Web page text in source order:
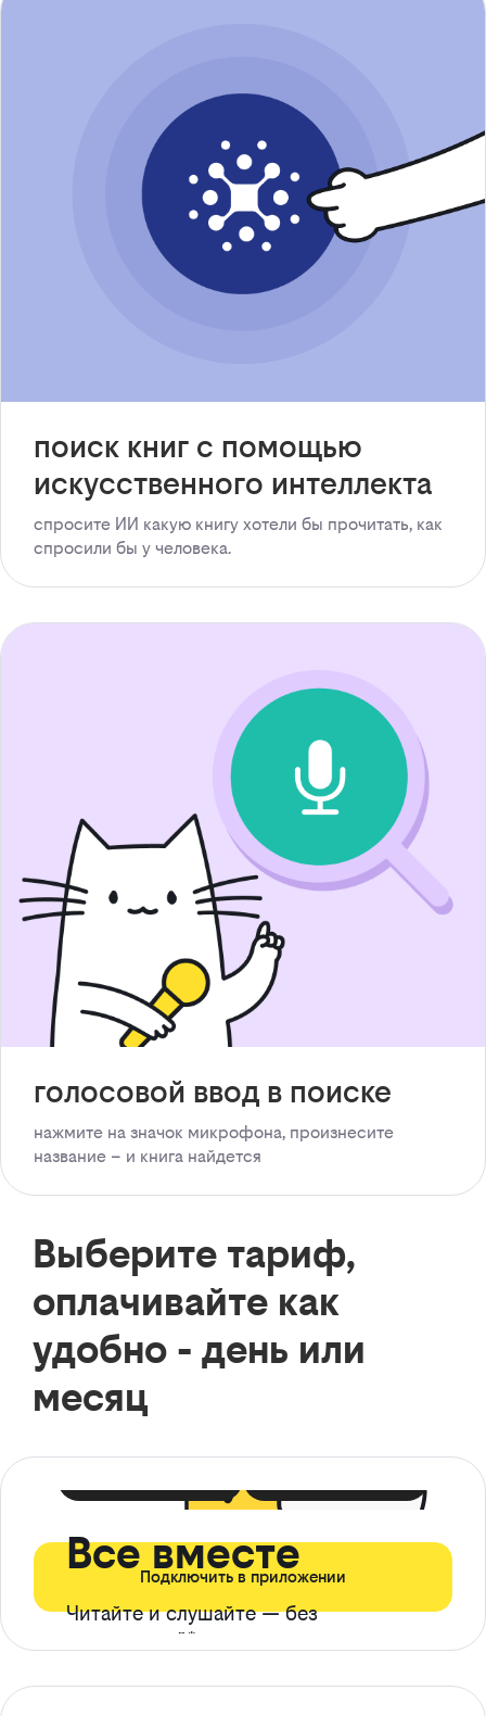
поиск книг с помощью
искусственного интеллекта
спросите ИИ какую книгу хотели бы прочитать, как
спросили бы у человека.
голосовой ввод в поиске
нажмите на значок микрофона, произнесите
название – и книга найдется
Выберите тариф,
оплачивайте как
удобно - день или
месяц
Все вместе
Читайте и слушайте — без
ограничений*
Подключить в приложении